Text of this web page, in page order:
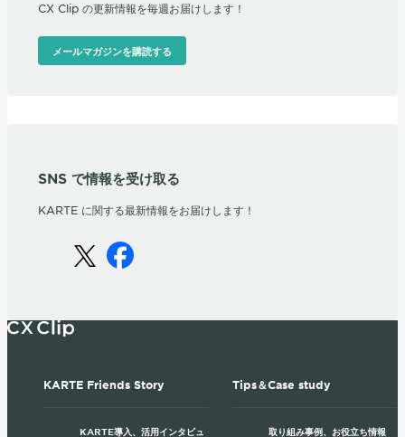
CX Clip の更新情報を毎週お届けします！
メールマガジンを購読する
SNS で情報を受け取る
KARTE に関する最新情報をお届けします！
KARTE Friends Story
KARTE導入、活用インタビュ
Tips＆Case study
取り組み事例、お役立ち情報